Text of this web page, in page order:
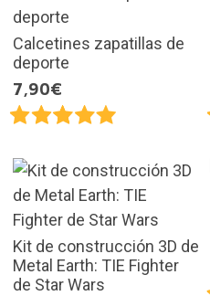
Calcetines zapatillas de
deporte
7,90€
Kit de construcción 3D de
Metal Earth: TIE Fighter
de Star Wars